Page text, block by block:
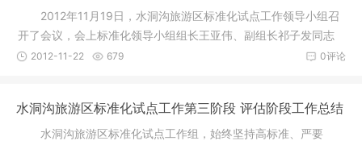
2012年11月19日，水洞沟旅游区标准化试点工作领导小组召
开了会议，会上标准化领导小组组长王亚伟、副组长祁子发同志
分别作了
0评论
2012-11-22 679
水洞沟旅游区标准化试点工作第三阶段 评估阶段工作总结
水洞沟旅游区标准化试点工作组，始终坚持高标准、严要